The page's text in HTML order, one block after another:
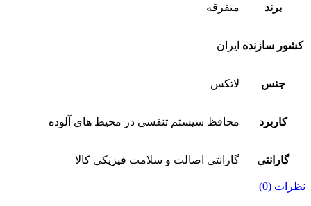
برند متفرقه
کشور سازنده ایران
جنس لاتکس
کاربرد محافظ سیستم تنفسی در محیط های آلوده
گارانتی گارانتی اصالت و سلامت فیزیکی کالا
نظرات (0)